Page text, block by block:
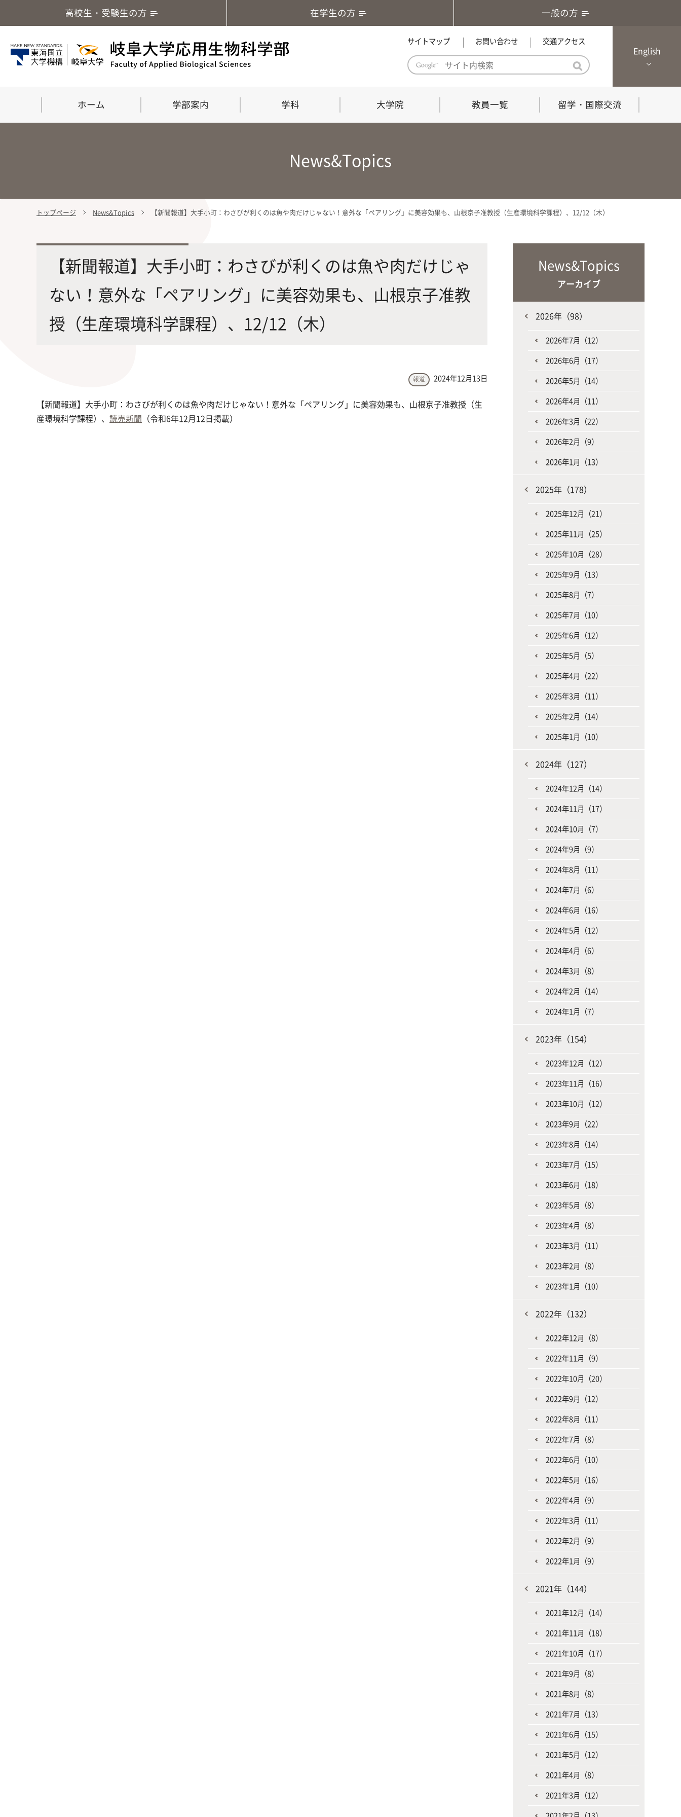
高校生・受験生の方 在学生の方 一般の方
サイトマップ お問い合わせ 交通アクセス
English
ホーム 学部案内
学部案内
学部・大学院の教育ビジョン、
沿革及び入試情報について
教育理念・教育目標
「専門的能力の要素」「達成すべき
水準」「評価方法」
学科の教育における３つの方針と専
門的能力
附属施設・教育研究関連施設
学科
応用生命化学科
最先端の化学とバイオテクノロジー
を創造
食農生命科学科 生物圏環境学科
ーズに対応
共同獣医学科
人と動物との共生を目指し、動物の
動物科学プログラム
大学院
大学院
修士課程・博士課程
連合獣医学研究科（博士課程）
教員一覧 留学・国際交流
留学・国際交流
News&Topics
トップページ News&Topics 【新聞報道】大手小町：わさびが利くのは魚や肉だけじゃない！意外な「ペアリング」に美容効果も、山根京子准教授（生産環境科学課程）、12/12（木）
【新聞報道】大手小町：わさびが利くのは魚や肉だけじゃ
ない！意外な「ペアリング」に美容効果も、山根京子准教
授（生産環境科学課程）、12/12（木）
報道 2024年12月13日
【新聞報道】大手小町：わさびが利くのは魚や肉だけじゃない！意外な「ペアリング」に美容効果も、山根京子准教授（生
産環境科学課程）、 読売新聞 （令和6年12月12日掲載）
News&Topics
アーカイブ
2026年（98）
2026年7月（12）
2026年6月（17）
2026年5月（14）
2026年4月（11）
2026年3月（22）
2026年2月（9）
2026年1月（13）
2025年（178）
2025年12月（21）
2025年11月（25）
2025年10月（28）
2025年9月（13）
2025年8月（7）
2025年7月（10）
2025年6月（12）
2025年5月（5）
2025年4月（22）
2025年3月（11）
2025年2月（14）
2025年1月（10）
2024年（127）
2024年12月（14）
2024年11月（17）
2024年10月（7）
2024年9月（9）
2024年8月（11）
2024年7月（6）
2024年6月（16）
2024年5月（12）
2024年4月（6）
2024年3月（8）
2024年2月（14）
2024年1月（7）
2023年（154）
2023年12月（12）
2023年11月（16）
2023年10月（12）
2023年9月（22）
2023年8月（14）
2023年7月（15）
2023年6月（18）
2023年5月（8）
2023年4月（8）
2023年3月（11）
2023年2月（8）
2023年1月（10）
2022年（132）
2022年12月（8）
2022年11月（9）
2022年10月（20）
2022年9月（12）
2022年8月（11）
2022年7月（8）
2022年6月（10）
2022年5月（16）
2022年4月（9）
2022年3月（11）
2022年2月（9）
2022年1月（9）
2021年（144）
2021年12月（14）
2021年11月（18）
2021年10月（17）
2021年9月（8）
2021年8月（8）
2021年7月（13）
2021年6月（15）
2021年5月（12）
2021年4月（8）
2021年3月（12）